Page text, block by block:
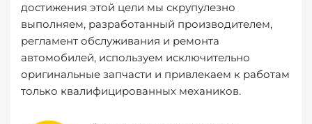
достижения этой цели мы скрупулезно
выполняем, разработанный производителем,
регламент обслуживания и ремонта
автомобилей, используем исключительно
оригинальные запчасти и привлекаем к работам
только квалифицированных механиков.